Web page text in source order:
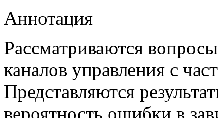
Аннотация
Рассматриваются
каналов управления с
Представляются
вероятность ошибки в